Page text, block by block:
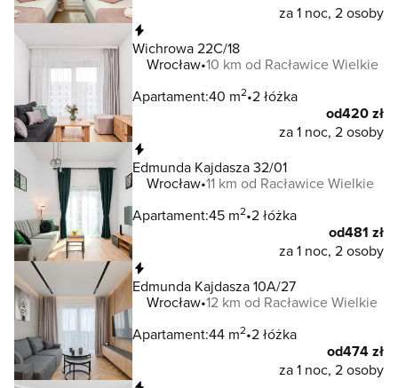
za 1 noc, 2 osoby
Wichrowa 22C/18
Wrocław 10 km od Racławice Wielkie
Apartament:40 m2 2 łóżka
od420 zł
za 1 noc, 2 osoby
Edmunda Kajdasza 32/01
Wrocław 11 km od Racławice Wielkie
Apartament:45 m2 2 łóżka
od481 zł
za 1 noc, 2 osoby
Edmunda Kajdasza 10A/27
Wrocław 12 km od Racławice Wielkie
Apartament:44 m2 2 łóżka
od474 zł
za 1 noc, 2 osoby